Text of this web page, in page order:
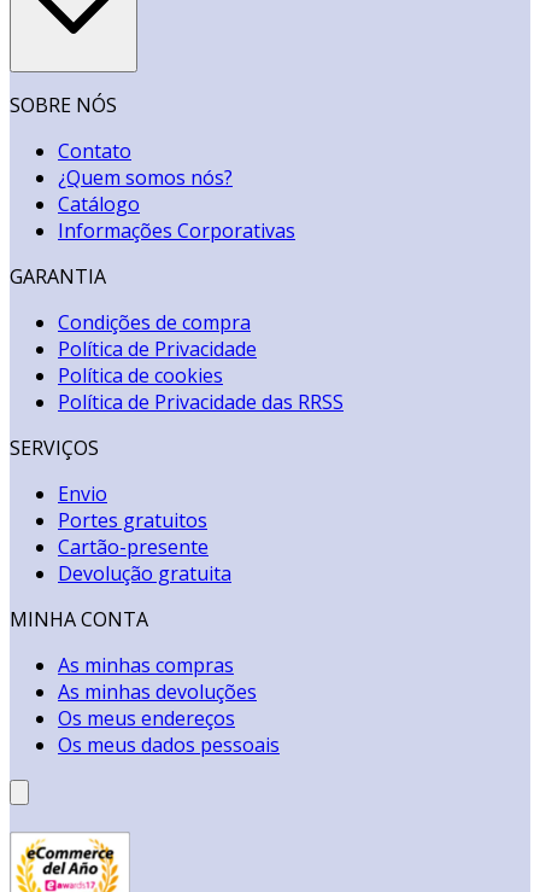
SOBRE NÓS
Contato
¿Quem somos nós?
Catálogo
Informações Corporativas
GARANTIA
Condições de compra
Política de Privacidade
Política de cookies
Política de Privacidade das RRSS
SERVIÇOS
Envio
Portes gratuitos
Cartão-presente
Devolução gratuita
MINHA CONTA
As minhas compras
As minhas devoluções
Os meus endereços
Os meus dados pessoais